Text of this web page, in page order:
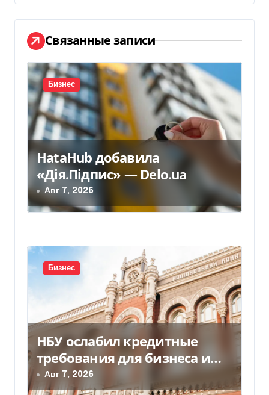
а
ц
и
я
п
о
з
а
п
и
с
я
м
Связанные записи
Бизнес
HataHub добавила
«Дія.Підпис» — Delo.ua
Авг 7, 2026
Бизнес
НБУ ослабил кредитные
требования для бизнеса и
аграриев из-за атак РФ
Авг 7, 2026